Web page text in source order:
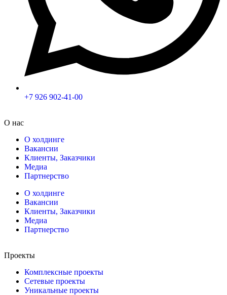
+7 926 902-41-00
О нас
О холдинге
Вакансии
Клиенты, Заказчики
Медиа
Партнерство
О холдинге
Вакансии
Клиенты, Заказчики
Медиа
Партнерство
Проекты
Комплексные проекты
Сетевые проекты
Уникальные проекты